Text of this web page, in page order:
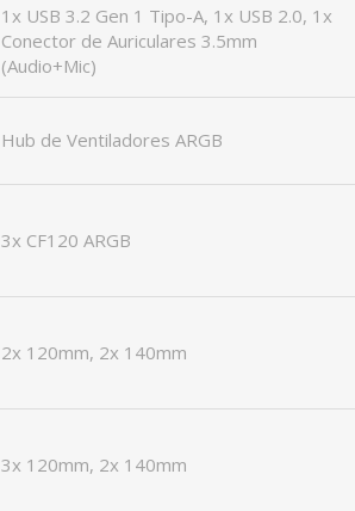
1x USB 3.2 Gen 1 Tipo-A, 1x USB 2.0, 1x
Conector de Auriculares 3.5mm
(Audio+Mic)
Hub de Ventiladores ARGB
3x CF120 ARGB
2x 120mm, 2x 140mm
3x 120mm, 2x 140mm